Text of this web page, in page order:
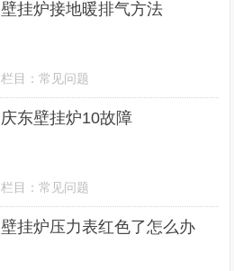
壁挂炉接地暖排气方法
栏目：常见问题
庆东壁挂炉10故障
栏目：常见问题
壁挂炉压力表红色了怎么办